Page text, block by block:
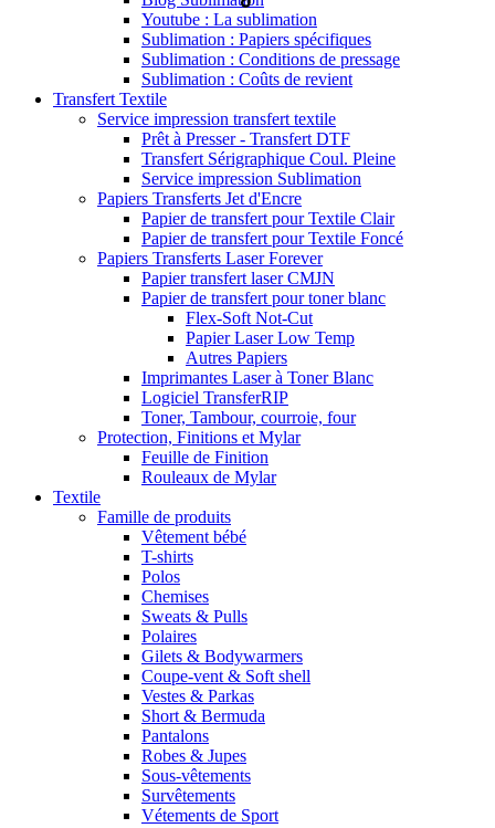
Youtube : La sublimation
Sublimation : Papiers spécifiques
Sublimation : Conditions de pressage
Sublimation : Coûts de revient
Transfert Textile
Service impression transfert textile
Prêt à Presser - Transfert DTF
Transfert Sérigraphique Coul. Pleine
Service impression Sublimation
Papiers Transferts Jet d'Encre
Papier de transfert pour Textile Clair
Papier de transfert pour Textile Foncé
Papiers Transferts Laser Forever
Papier transfert laser CMJN
Papier de transfert pour toner blanc
Flex-Soft Not-Cut
Papier Laser Low Temp
Autres Papiers
Imprimantes Laser à Toner Blanc
Logiciel TransferRIP
Toner, Tambour, courroie, four
Protection, Finitions et Mylar
Feuille de Finition
Rouleaux de Mylar
Textile
Famille de produits
Vêtement bébé
T-shirts
Polos
Chemises
Sweats & Pulls
Polaires
Gilets & Bodywarmers
Coupe-vent & Soft shell
Vestes & Parkas
Short & Bermuda
Pantalons
Robes & Jupes
Sous-vêtements
Survêtements
Vétements de Sport